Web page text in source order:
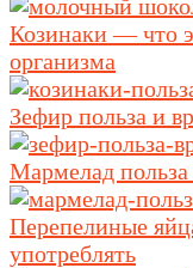
Козинаки — что
организма
Зефир польза и
Мармелад польза
Перепелиные
употреблять